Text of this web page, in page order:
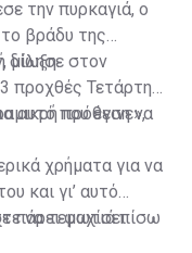
την πυρκαγιά, ο
βράδυ της
δίωξη.
μίλησε στον
προχθές Τετάρτη
πρόθεση να
αυτό που έγινε»,
χρήματα για να
και γι’ αυτό
να τεμαχίσει
πάρει φωτιά πίσω